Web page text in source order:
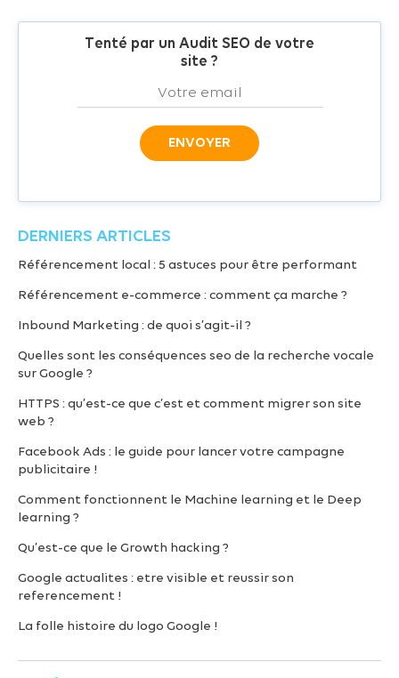
Tenté par un Audit SEO de votre
site ?
DERNIERS ARTICLES
Référencement local : 5 astuces pour être performant
Référencement e-commerce : comment ça marche ?
Inbound Marketing : de quoi s’agit-il ?
Quelles sont les conséquences seo de la recherche vocale
sur Google ?
HTTPS : qu’est-ce que c’est et comment migrer son site
web ?
Facebook Ads : le guide pour lancer votre campagne
publicitaire !
Comment fonctionnent le Machine learning et le Deep
learning ?
Qu’est-ce que le Growth hacking ?
Google actualites : etre visible et reussir son
referencement !
La folle histoire du logo Google !